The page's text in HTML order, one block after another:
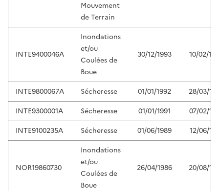
Mouvement
de Terrain
INTE9400046A
Inondations
et/ou
Coulées de
Boue
30/12/1993 10/02/
INTE9800067A Sécheresse 01/01/1992
28/03/
INTE9300001A
Sécheresse 01/01/1991
07/02/
INTE9100235A
Sécheresse 01/06/1989 12/06/
NOR19860730
Inondations
et/ou
Coulées de
Boue
26/04/1986 20/08/